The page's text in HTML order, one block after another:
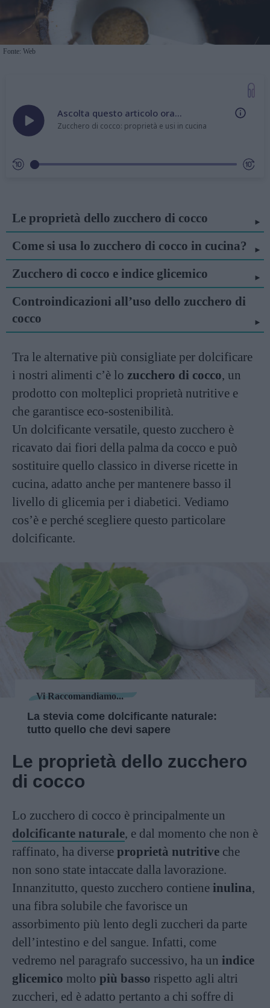
Fonte: Web
Ascolta questo articolo ora...
Zucchero di cocco: proprietà e usi in cucina
Le proprietà dello zucchero di cocco
Come si usa lo zucchero di cocco in cucina?
Zucchero di cocco e indice glicemico
Controindicazioni all’uso dello zucchero di
cocco
Tra le alternative più consigliate per dolcificare
i nostri alimenti c’è lo zucchero di cocco, un
prodotto con molteplici proprietà nutritive e
che garantisce eco-sostenibilità.
Un dolcificante versatile, questo zucchero è
ricavato dai fiori della palma da cocco e può
sostituire quello classico in diverse ricette in
cucina, adatto anche per mantenere basso il
livello di glicemia per i diabetici. Vediamo
cos’è e perché scegliere questo particolare
dolcificante.
Vi Raccomandiamo...
La stevia come dolcificante naturale:
tutto quello che devi sapere
Le proprietà dello zucchero
di cocco
Lo zucchero di cocco è principalmente un
dolcificante naturale, e dal momento che non è
raffinato, ha diverse proprietà nutritive che
non sono state intaccate dalla lavorazione.
Innanzitutto, questo zucchero contiene inulina,
una fibra solubile che favorisce un
assorbimento più lento degli zuccheri da parte
dell’intestino e del sangue. Infatti, come
vedremo nel paragrafo successivo, ha un indice
glicemico molto più basso rispetto agli altri
zuccheri, ed è adatto pertanto a chi soffre di